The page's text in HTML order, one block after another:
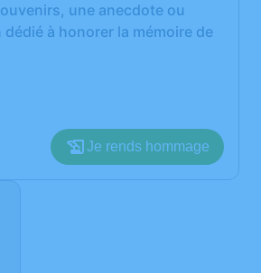
une anecdote ou
à honorer la mémoire de
Je rends hommage